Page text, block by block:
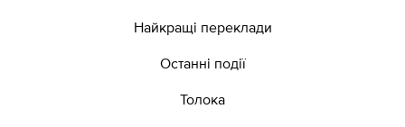
Найкращі переклади
Останні події
Толока